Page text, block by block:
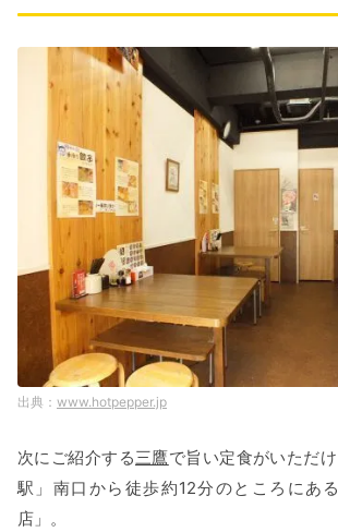
www.hotpepper.jp
次にご紹介する三鷹で旨い定食がいただ
駅」南口から徒歩約12分のところにあ
店」。